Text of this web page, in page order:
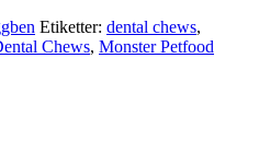
Etiketter: dental chews,
Chews, Monster Petfood